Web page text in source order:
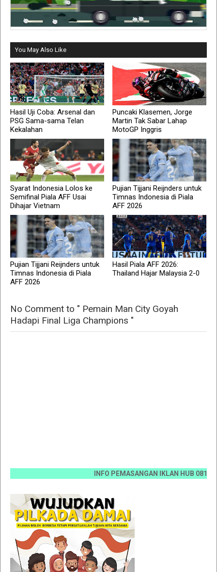
You May Also Like
Hasil Uji Coba: Arsenal dan
PSG Sama-sama Telan
Kekalahan
Puncaki Klasemen, Jorge
Martin Tak Sabar Lahap
MotoGP Inggris
Syarat Indonesia Lolos ke
Semifinal Piala AFF Usai
Dihajar Vietnam
Pujian Tijjani Reijnders untuk
Timnas Indonesia di Piala
AFF 2026
Pujian Tijjani Reijnders untuk
Timnas Indonesia di Piala
AFF 2026
Hasil Piala AFF 2026:
Thailand Hajar Malaysia 2-0
No Comment to " Pemain Man City Goyah
Hadapi Final Liga Champions "
INFO PEMASANGAN IKLAN HUB 0812